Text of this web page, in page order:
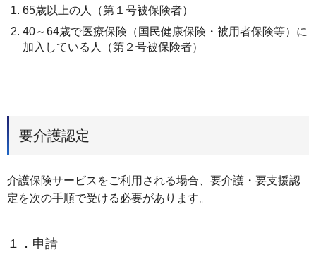
65歳以上の人（第１号被保険者）
40～64歳で医療保険（国民健康保険・被用者保険等）に
加入している人（第２号被保険者）
要介護認定
介護保険サービスをご利用される場合、要介護・要支援認
定を次の手順で受ける必要があります。
１．申請